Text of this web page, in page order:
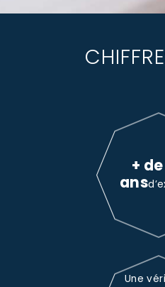
+
ans
Une